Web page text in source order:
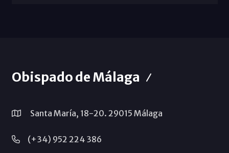
Obispado de Málaga
Santa María, 18-20. 29015 Málaga
(+34) 952 224 386